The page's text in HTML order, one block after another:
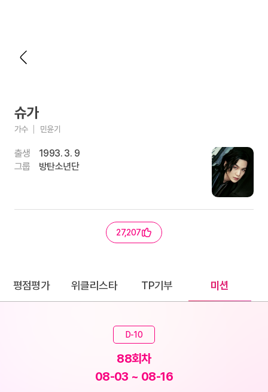
슈가
가수 민윤기
출생
1993. 3. 9
그룹
방탄소년단
27,207
평점평가 위클리스타 TP기부 미션
D-10
88회차
08-03 ~ 08-16